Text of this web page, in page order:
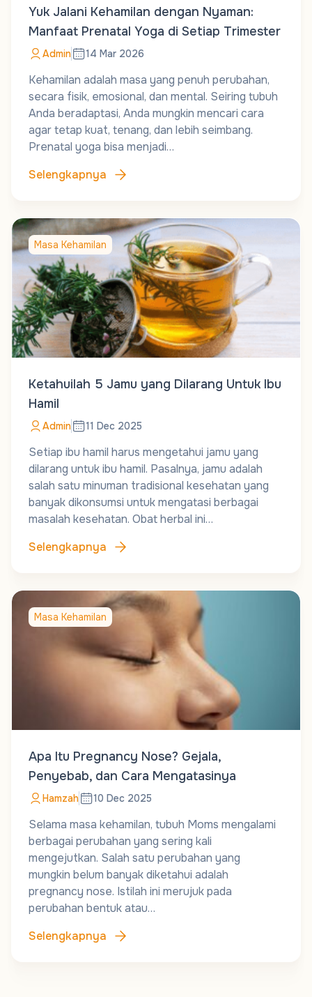
Yuk Jalani Kehamilan dengan Nyaman:
Manfaat Prenatal Yoga di Setiap Trimester
Admin 14 Mar 2026
Kehamilan adalah masa yang penuh perubahan,
secara fisik, emosional, dan mental. Seiring tubuh
Anda beradaptasi, Anda mungkin mencari cara
agar tetap kuat, tenang, dan lebih seimbang.
Prenatal yoga bisa menjadi…
Selengkapnya
Masa Kehamilan
Ketahuilah 5 Jamu yang Dilarang Untuk Ibu
Hamil
Admin 11 Dec 2025
Setiap ibu hamil harus mengetahui jamu yang
dilarang untuk ibu hamil. Pasalnya, jamu adalah
salah satu minuman tradisional kesehatan yang
banyak dikonsumsi untuk mengatasi berbagai
masalah kesehatan. Obat herbal ini…
Selengkapnya
Masa Kehamilan
Apa Itu Pregnancy Nose? Gejala,
Penyebab, dan Cara Mengatasinya
Hamzah 10 Dec 2025
Selama masa kehamilan, tubuh Moms mengalami
berbagai perubahan yang sering kali
mengejutkan. Salah satu perubahan yang
mungkin belum banyak diketahui adalah
pregnancy nose. Istilah ini merujuk pada
perubahan bentuk atau…
Selengkapnya